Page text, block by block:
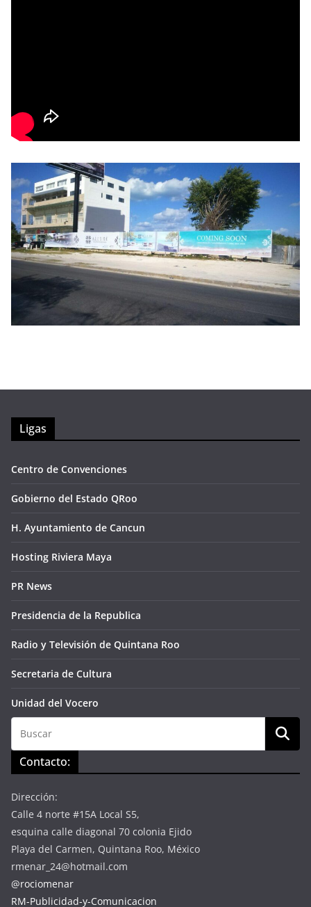
Ligas
Centro de Convenciones
Gobierno del Estado QRoo
H. Ayuntamiento de Cancun
Hosting Riviera Maya
PR News
Presidencia de la Republica
Radio y Televisión de Quintana Roo
Secretaria de Cultura
Unidad del Vocero
Contacto:
Dirección:
Calle 4 norte #15A Local S5,
esquina calle diagonal 70 colonia Ejido
Playa del Carmen, Quintana Roo, México
rmenar_24@hotmail.com
@rociomenar
RM-Publicidad-y-Comunicacion